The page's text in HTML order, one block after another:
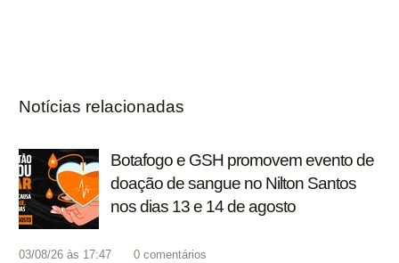
Notícias relacionadas
Botafogo e GSH promovem evento de
doação de sangue no Nilton Santos
nos dias 13 e 14 de agosto
03/08/26 às 17:47 0 comentários